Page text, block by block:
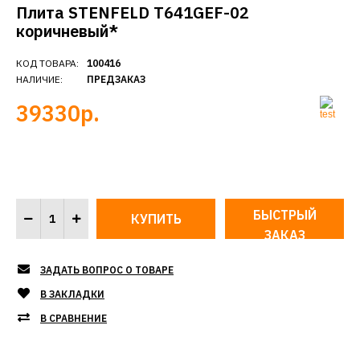
Плита STENFELD T641GEF-02
коричневый*
КОД ТОВАРА:
НАЛИЧИЕ:
100416
ПРЕДЗАКАЗ
39330р.
БЫСТРЫЙ
ЗАКАЗ
ЗАДАТЬ ВОПРОС О ТОВАРЕ
В ЗАКЛАДКИ
В СРАВНЕНИЕ